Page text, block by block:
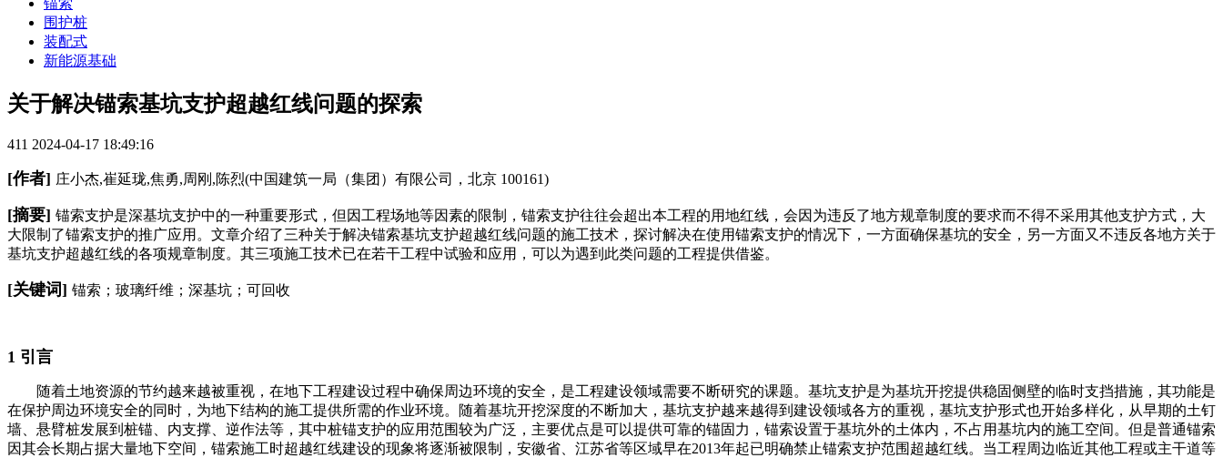
锚索
围护桩
装配式
新能源基础
关于解决锚索基坑支护超越红线问题的探索
411 2024-04-17 18:49:16
[作者] 庄小杰,崔延珑,焦勇,周刚,陈烈(中国建筑一局（集团）有限公司，北京 100161)
[摘要] 锚索支护是深基坑支护中的一种重要形式，但因工程场地等因素的限制，锚索支护往往会超出本工程的用地红线，会因为违反了地方规章制度的要求而不得不采用其他支护方式，大
大限制了锚索支护的推广应用。文章介绍了三种关于解决锚索基坑支护超越红线问题的施工技术，探讨解决在使用锚索支护的情况下，一方面确保基坑的安全，另一方面又不违反各地方关于
基坑支护超越红线的各项规章制度。其三项施工技术已在若干工程中试验和应用，可以为遇到此类问题的工程提供借鉴。
[关键词] 锚索；玻璃纤维；深基坑；可回收
1 引言
随着土地资源的节约越来越被重视，在地下工程建设过程中确保周边环境的安全，是工程建设领域需要不断研究的课题。基坑支护是为基坑开挖提供稳固侧壁的临时支挡措施，其功能是
在保护周边环境安全的同时，为地下结构的施工提供所需的作业环境。随着基坑开挖深度的不断加大，基坑支护越来越得到建设领域各方的重视，基坑支护形式也开始多样化，从早期的土钉
墙、悬臂桩发展到桩锚、内支撑、逆作法等，其中桩锚支护的应用范围较为广泛，主要优点是可以提供可靠的锚固力，锚索设置于基坑外的土体内，不占用基坑内的施工空间。但是普通锚索
因其会长期占据大量地下空间，锚索施工时超越红线建设的现象将逐渐被限制，安徽省、江苏省等区域早在2013年起已明确禁止锚索支护范围超越红线。当工程周边临近其他工程或主干道等